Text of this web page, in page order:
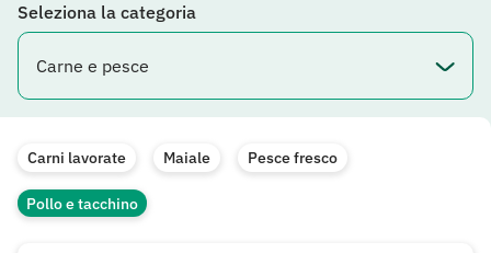
Seleziona la categoria
Carni lavorate Maiale Pesce fresco
Pollo e tacchino